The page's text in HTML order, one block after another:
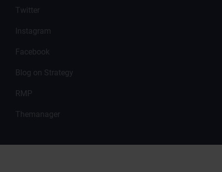
Twitter
Instagram
Facebook
Blog on Strategy
RMP
Themanager